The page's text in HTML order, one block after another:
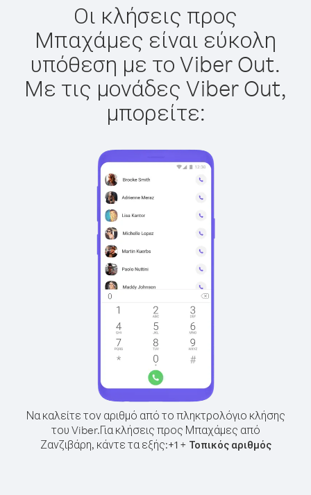
Οι κλήσεις προς
Μπαχάμες είναι εύκολη
υπόθεση με το Viber Out.
Με τις μονάδες Viber Out,
μπορείτε:
Να καλείτε τον αριθμό από το πληκτρολόγιο κλήσης
του Viber.Για κλήσεις προς Μπαχάμες από
Ζανζιβάρη, κάντε τα εξής:+1+ Τοπικός αριθμός